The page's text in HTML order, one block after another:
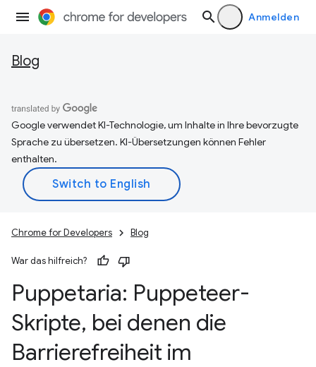
Anmelden
Blog
Google verwendet KI-Technologie, um Inhalte in Ihre bevorzugte
Sprache zu übersetzen. KI-Übersetzungen können Fehler
enthalten.
Chrome for Developers Blog
War das hilfreich?
Puppetaria: Puppeteer-
Skripte, bei denen die
Barrierefreiheit im